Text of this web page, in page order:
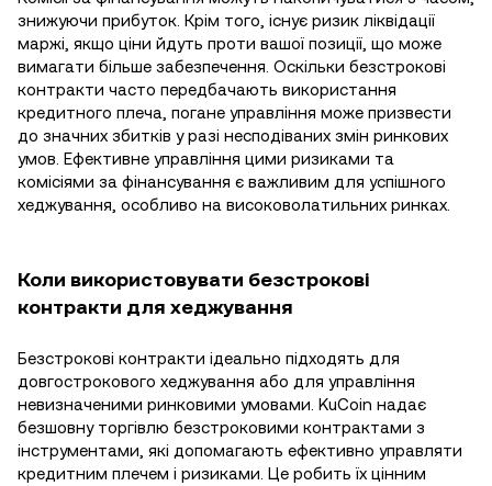
знижуючи прибуток. Крім того, існує ризик ліквідації
маржі, якщо ціни йдуть проти вашої позиції, що може
вимагати більше забезпечення. Оскільки безстрокові
контракти часто передбачають використання
кредитного плеча, погане управління може призвести
до значних збитків у разі несподіваних змін ринкових
умов. Ефективне управління цими ризиками та
комісіями за фінансування є важливим для успішного
хеджування, особливо на високоволатильних ринках.
Коли використовувати безстрокові
контракти для хеджування
Безстрокові контракти ідеально підходять для
довгострокового хеджування або для управління
невизначеними ринковими умовами. KuCoin надає
безшовну торгівлю безстроковими контрактами з
інструментами, які допомагають ефективно управляти
кредитним плечем і ризиками. Це робить їх цінним